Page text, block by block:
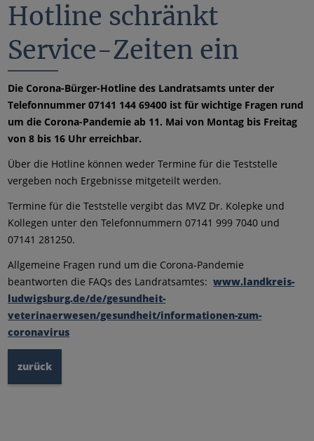
Hotline schränkt
Service-Zeiten ein
Die Corona-Bürger-Hotline des Landratsamts unter der
Telefonnummer 07141 144 69400 ist für wichtige Fragen rund
um die Corona-Pandemie ab 11. Mai von Montag bis Freitag
von 8 bis 16 Uhr erreichbar.
Über die Hotline können weder Termine für die Teststelle
vergeben noch Ergebnisse mitgeteilt werden.
Termine für die Teststelle vergibt das MVZ Dr. Kolepke und
Kollegen unter den Telefonnummern 07141 999 7040 und
07141 281250.
Allgemeine Fragen rund um die Corona-Pandemie
beantworten die FAQs des Landratsamtes:www.landkreis-
ludwigsburg.de/de/gesundheit-
veterinaerwesen/gesundheit/informationen-zum-
coronavirus
zurück